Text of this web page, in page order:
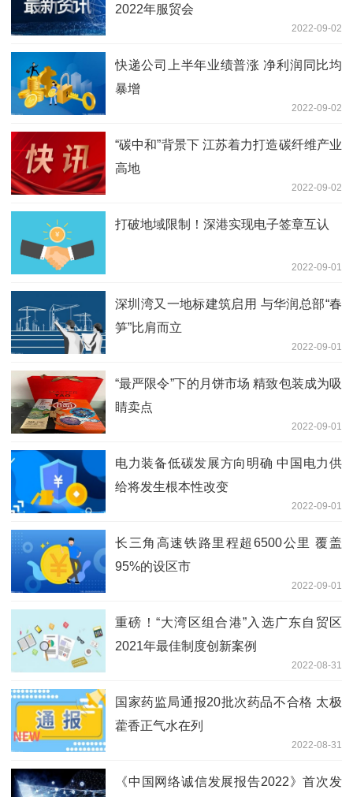
2022年服贸会
2022-09-02
快递公司上半年业绩普涨 净利润同比均
暴增
2022-09-02
“碳中和”背景下 江苏着力打造碳纤维产业
高地
2022-09-02
打破地域限制！深港实现电子签章互认
2022-09-01
深圳湾又一地标建筑启用 与华润总部“春
笋”比肩而立
2022-09-01
“最严限令”下的月饼市场 精致包装成为吸
睛卖点
2022-09-01
电力装备低碳发展方向明确 中国电力供
给将发生根本性改变
2022-09-01
长三角高速铁路里程超6500公里 覆盖
95%的设区市
2022-09-01
重磅！“大湾区组合港”入选广东自贸区
2021年最佳制度创新案例
2022-08-31
国家药监局通报20批次药品不合格 太极
藿香正气水在列
2022-08-31
《中国网络诚信发展报告2022》首次发